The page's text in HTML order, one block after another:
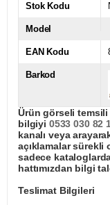
Stok Kodu
Model
EAN Kodu
Barkod
Ürün görseli temsili
bilgiyi 0533 030 82
kanalı veya
açıklamalar sürekli
sadece
hattımızdan bilgi
Teslimat Bilgileri